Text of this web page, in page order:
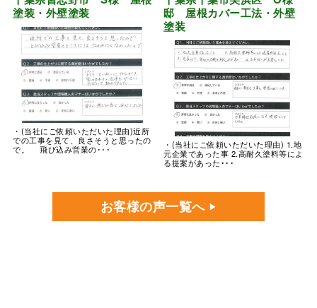
塗装・外壁塗装
・(当社にご依頼いただいた理由)近所
での工事を見て、良さそうと思ったの
で。 飛び込み営業の･･･
邸 屋根カバー工法・外壁
塗装
・(当社にご依頼いただいた理由) 1.地
元企業であった事 2.高耐久塗料等によ
る提案があった･･･
お客様の声一覧へ